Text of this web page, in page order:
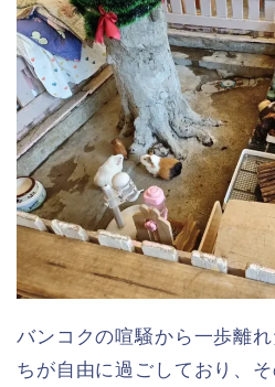
バンコクの喧騒から一歩離
ちが自由に過ごしており、